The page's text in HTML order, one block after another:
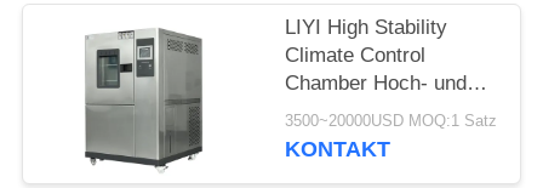
LIYI High Stability
Climate Control
Chamber Hoch- und
Niedertemperatur-
Wechseltestkammer
3500~20000USD MOQ:1 Satz
KONTAKT